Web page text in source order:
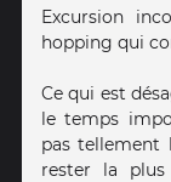
Excursion
hopping qui
Ce qui est
le temps
pas tellement
rester la